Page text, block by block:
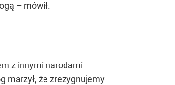
– mówił.
z innymi narodami
marzył, że zrezygnujemy